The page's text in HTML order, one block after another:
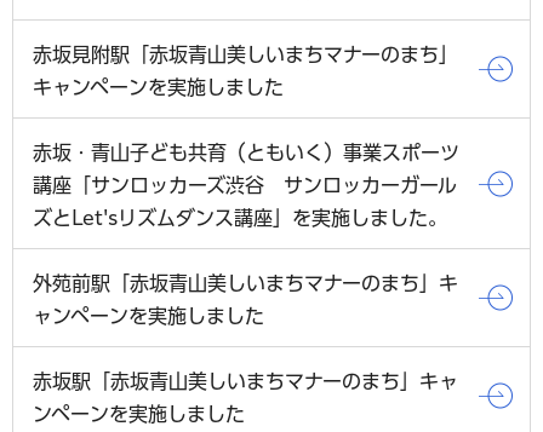
赤坂見附駅「赤坂青山美しいまちマナーのまち」
キャンペーンを実施しました
赤坂・青山子ども共育（ともいく）事業スポーツ
講座「サンロッカーズ渋谷 サンロッカーガール
ズとLet'sリズムダンス講座」を実施しました。
外苑前駅「赤坂青山美しいまちマナーのまち」キ
ャンペーンを実施しました
赤坂駅「赤坂青山美しいまちマナーのまち」キャ
ンペーンを実施しました